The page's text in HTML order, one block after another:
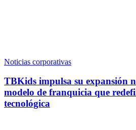
Noticias corporativas
TBKids impulsa su expansión
modelo de franquicia que
tecnológica